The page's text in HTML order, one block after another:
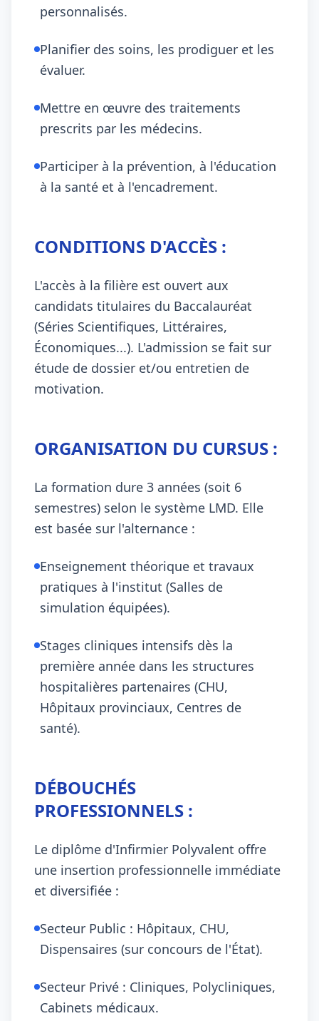
personnalisés.
Planifier des soins, les prodiguer et les
évaluer.
Mettre en œuvre des traitements
prescrits par les médecins.
Participer à la prévention, à l'éducation
à la santé et à l'encadrement.
CONDITIONS D'ACCÈS :
L'accès à la filière est ouvert aux
candidats titulaires du Baccalauréat
(Séries Scientifiques, Littéraires,
Économiques...). L'admission se fait sur
étude de dossier et/ou entretien de
motivation.
ORGANISATION DU CURSUS :
La formation dure 3 années (soit 6
semestres) selon le système LMD. Elle
est basée sur l'alternance :
Enseignement théorique et travaux
pratiques à l'institut (Salles de
simulation équipées).
Stages cliniques intensifs dès la
première année dans les structures
hospitalières partenaires (CHU,
Hôpitaux provinciaux, Centres de
santé).
DÉBOUCHÉS
PROFESSIONNELS :
Le diplôme d'Infirmier Polyvalent offre
une insertion professionnelle immédiate
et diversifiée :
Secteur Public : Hôpitaux, CHU,
Dispensaires (sur concours de l'État).
Secteur Privé : Cliniques, Polycliniques,
Cabinets médicaux.